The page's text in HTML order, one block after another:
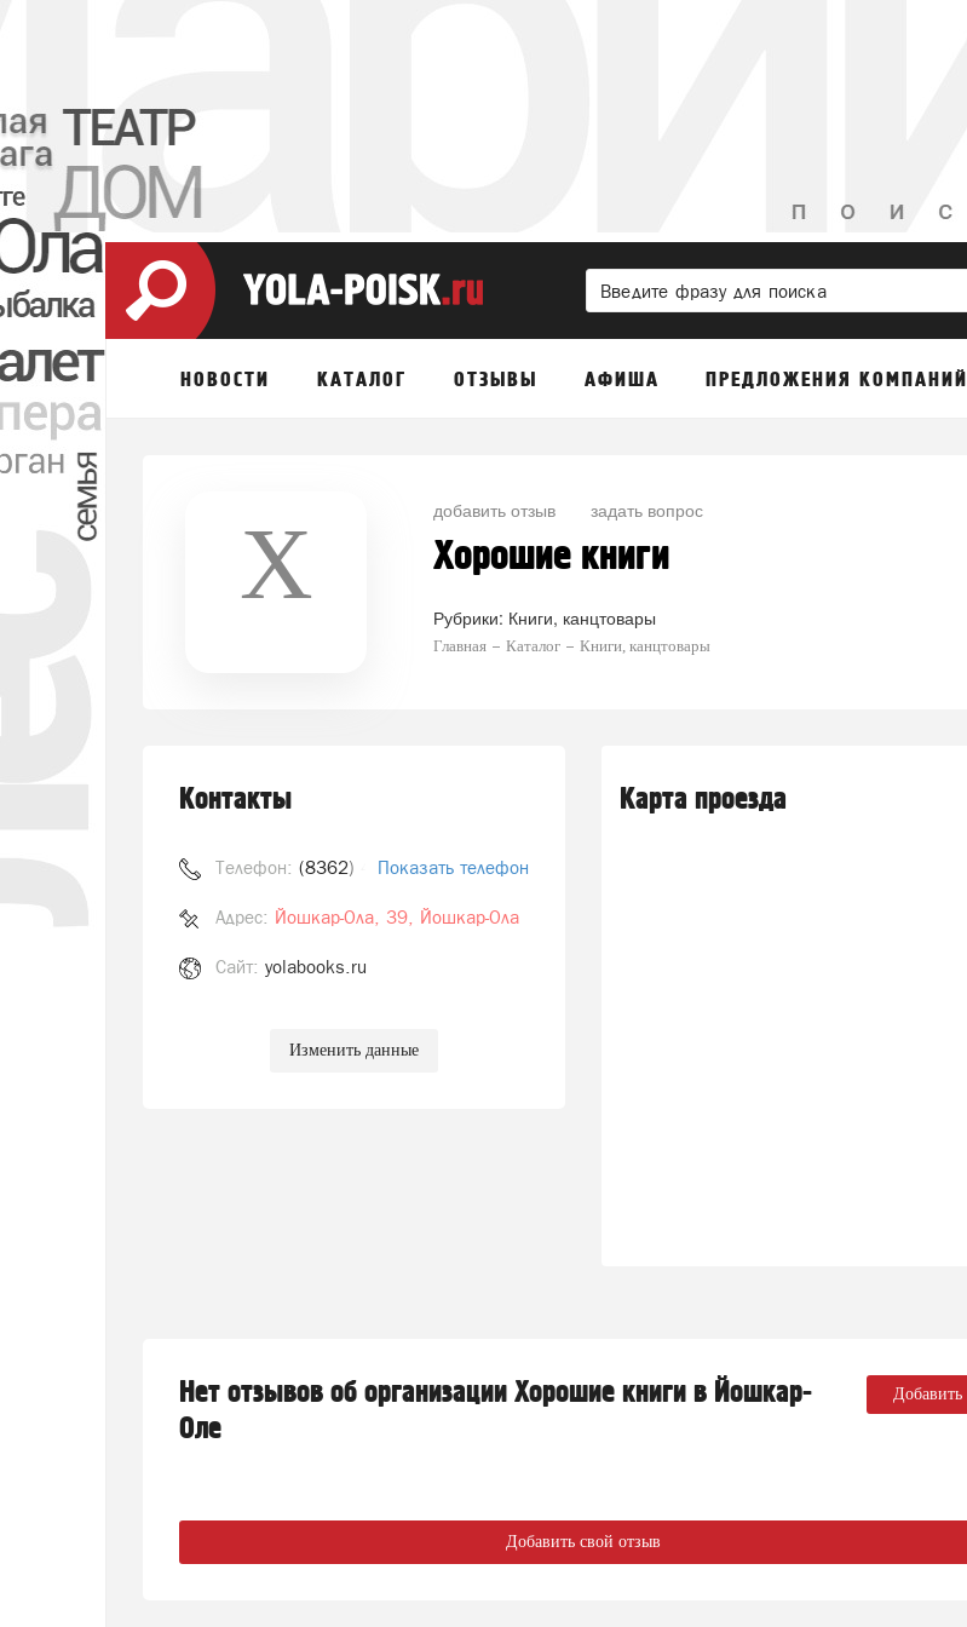
НОВОСТИ КАТАЛОГ ОТЗЫВЫ АФИША ПРЕДЛОЖЕНИЯ КОМПАНИЙ
Х добавить отзыв задать вопрос
Хорошие книги
Рубрики: Книги, канцтовары
Главная Каталог Книги, канцтовары
Контакты
Телефон: (8362) 412-111Показать телефон
Адрес: Йошкар-Ола, 39, Йошкар-Ола
Сайт: yolabooks.ru
Изменить данные
Карта проезда
Нет отзывов об организации Хорошие книги в Йошкар-
Оле
Добавить
Добавить свой отзыв